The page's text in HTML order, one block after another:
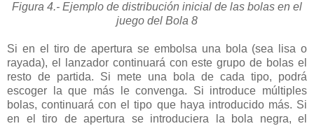
Figura 4.- Ejemplo de distribución inicial de las bolas en el
juego del Bola 8
Si en el tiro de apertura se embolsa una bola (sea lisa o
rayada), el lanzador continuará con este grupo de bolas el
resto de partida. Si mete una bola de cada tipo, podrá
escoger la que más le convenga. Si introduce múltiples
bolas, continuará con el tipo que haya introducido más. Si
en el tiro de apertura se introduciera la bola negra, el